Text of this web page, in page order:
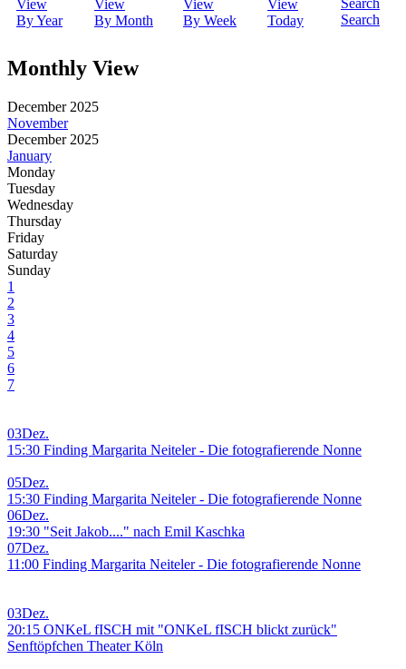
By Year By Month By Week Today Search
Monthly View
December 2025
November
December 2025
January
Monday
Tuesday
Wednesday
Thursday
Friday
Saturday
Sunday
1
2
3
4
5
6
7
03Dez.
15:30 Finding Margarita Neiteler - Die fotografierende Nonne
05Dez.
15:30 Finding Margarita Neiteler - Die fotografierende Nonne
06Dez.
19:30 "Seit Jakob...." nach Emil Kaschka
07Dez.
11:00 Finding Margarita Neiteler - Die fotografierende Nonne
03Dez.
20:15 ONKeL fISCH mit "ONKeL fISCH blickt zurück"
Senftöpfchen Theater Köln